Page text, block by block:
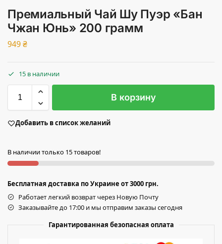
Премиальный Чай Шу Пуэр «Бан
Чжан Юнь» 200 грамм
949₴
15 в наличии
В корзину
Добавить в список желаний
В наличии только 15 товаров!
Бесплатная доставка по Украине от 3000 грн.
Работает легкий возврат через Новую Почту
Заказывайте до 17:00 и мы отправим заказы сегодня
Гарантированная безопасная оплата